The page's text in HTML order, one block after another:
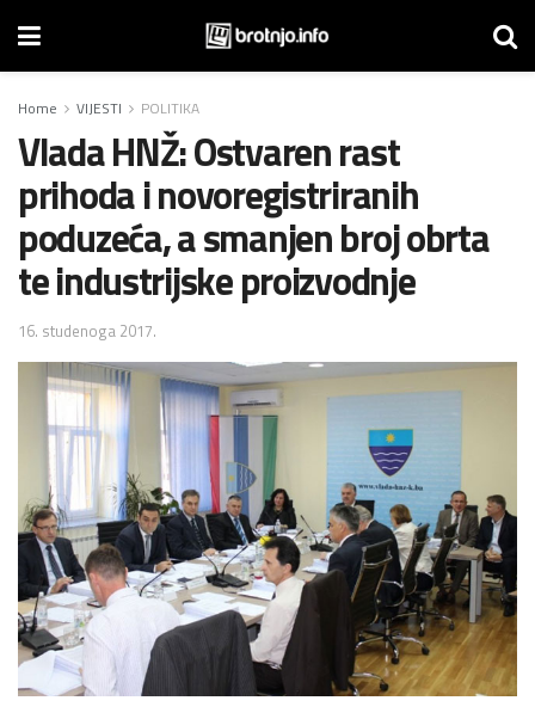
Home VIJESTI POLITIKA
Vlada HNŽ: Ostvaren rast
prihoda i novoregistriranih
poduzeća, a smanjen broj obrta
te industrijske proizvodnje
16. studenoga 2017.